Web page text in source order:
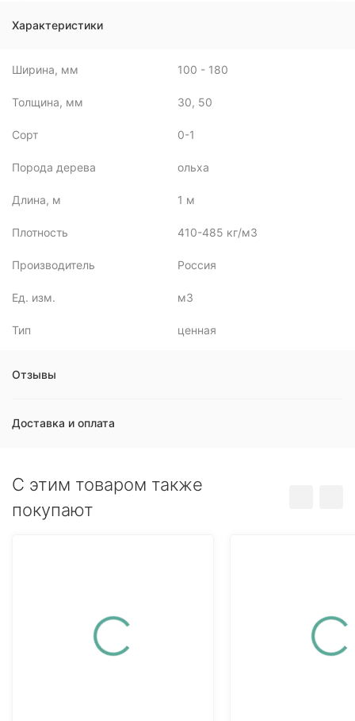
Характеристики
Ширина, мм 100 - 180
Толщина, мм 30, 50
Сорт 0-1
Порода дерева ольха
Длина, м 1 м
Плотность 410-485 кг/м3
Производитель Россия
Ед. изм. м3
Тип ценная
Отзывы
Доставка и оплата
C этим товаром также
покупают